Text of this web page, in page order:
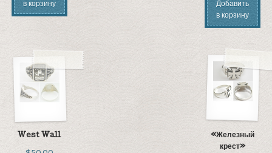
в корзину
Добавить
в корзину
West Wall
«Железный
крест»